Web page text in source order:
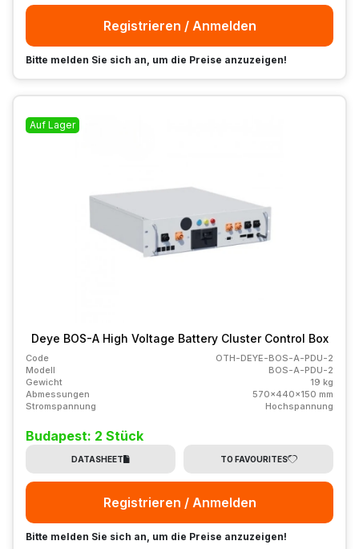
Registrieren / Anmelden
Bitte melden Sie sich an, um die Preise anzuzeigen!
Auf Lager
Deye BOS-A High Voltage Battery Cluster Control Box
Code
OTH-DEYE-BOS-A-PDU-2
Modell
BOS-A-PDU-2
Gewicht
19 kg
Abmessungen
570x440x150 mm
Stromspannung
Hochspannung
Budapest: 2 Stück
DATASHEET TO FAVOURITES
Registrieren / Anmelden
Bitte melden Sie sich an, um die Preise anzuzeigen!